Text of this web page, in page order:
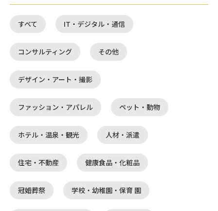
すべて IT・デジタル・通信
コンサルティング その他
デザイン・アート・撮影
ファッション・アパレル ペット・動物
ホテル・温泉・観光 人材・派遣
住宅・不動産 健康食品・化粧品
冠婚葬祭 学校・幼稚園・保育 園